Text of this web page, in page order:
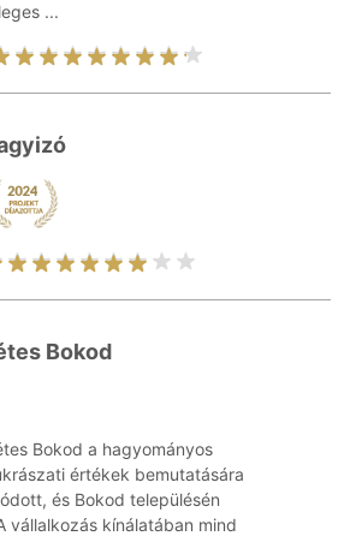
...
Bokod
Bokod a hagyományos
értékek bemutatására
és Bokod településén
vállalkozás kínálatában mind